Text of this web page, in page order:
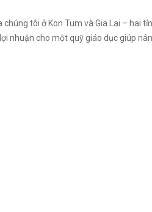
tôi ở Kon Tum và Gia Lai – hai
nhuận cho một quỹ giáo dục giúp